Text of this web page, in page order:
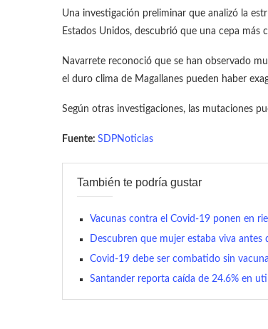
Una investigación preliminar que analizó la
Estados Unidos, descubrió que una cepa más
Navarrete reconoció que se han observado
el duro clima de Magallanes pueden haber
Según otras investigaciones, las mutaciones
Fuente: SDPNoticias
También te podría gustar
Vacunas contra el Covid-19 ponen en
Descubren que mujer estaba viva antes
Covid-19 debe ser combatido sin
Santander reporta caída de 24.6% en